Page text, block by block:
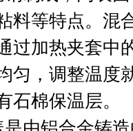
料等特点。混
过加热夹套中
匀，调整温度
石棉保温层。